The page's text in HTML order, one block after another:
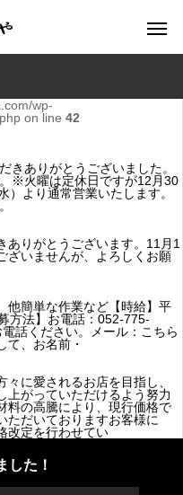
wp-
on line 42
きありがとうございました。
※火曜は定休日ですが12月30
）より通常営業いたします。
ありがとうございます。11月1
ざいませんが、よろしくお願
他簡単な作業など【時給】平
方法】お電話：052-775-
話ください。メール：こちら
て、お名前・
に愛されるお店を目指し、
上がっていただけるよう努力
料の高騰により、現行価格で
ただいておりますお客様に
改定を行わせてい
した！